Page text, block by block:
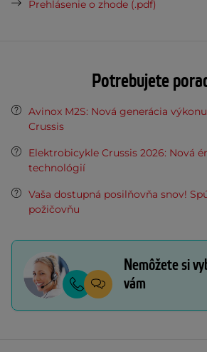
Prehlásenie o zhode (.pdf)
Potrebujete
Avinox M2S: Nová generácia
Crussis
Elektrobicykle Crussis 2026: Nová
technológií
Vaša dostupná posilňovňa snov!
požičovňu
Nemôžete si
vám